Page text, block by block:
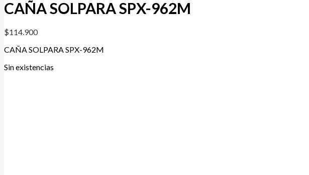
CAÑA SOLPARA SPX-962M
$114.900
CAÑA SOLPARA SPX-962M
Sin existencias